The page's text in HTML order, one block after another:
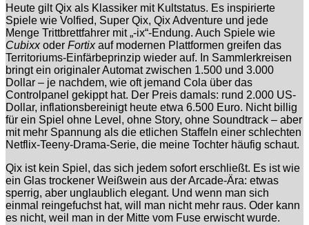
Heute gilt Qix als Klassiker mit Kultstatus. Es inspirierte
Spiele wie Volfied, Super Qix, Qix Adventure und jede
Menge Trittbrettfahrer mit „-ix“-Endung. Auch Spiele wie
Cubixxoder Fortixauf modernen Plattformen greifen das
Territoriums-Einfärbeprinzip wieder auf. In Sammlerkreisen
bringt ein originaler Automat zwischen 1.500 und 3.000
Dollar – je nachdem, wie oft jemand Cola über das
Controlpanel gekippt hat. Der Preis damals: rund 2.000 US-
Dollar, inflationsbereinigt heute etwa 6.500 Euro. Nicht billig
für ein Spiel ohne Level, ohne Story, ohne Soundtrack – aber
mit mehr Spannung als die etlichen Staffeln einer schlechten
Netflix-Teeny-Drama-Serie, die meine Tochter häufig schaut.
Qix ist kein Spiel, das sich jedem sofort erschließt. Es ist wie
ein Glas trockener Weißwein aus der Arcade-Ära: etwas
sperrig, aber unglaublich elegant. Und wenn man sich
einmal reingefuchst hat, will man nicht mehr raus. Oder kann
es nicht, weil man in der Mitte vom Fuse erwischt wurde.